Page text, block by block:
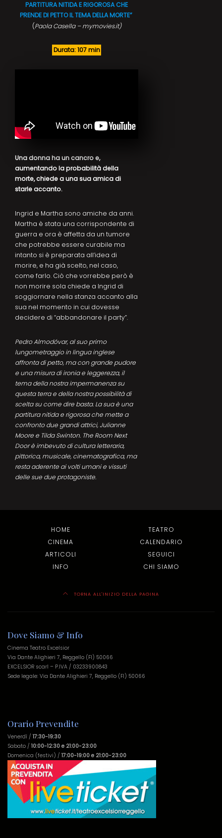
PARTITURA NITIDA E RIGOROSA CHE
PRENDE DI PETTO IL TEMA DELLA MORTE”
(Paola Casella – mymovies.it)
Durata: 107 min
Una donna ha un cancro e,
aumentando la probabilità della
morte, chiede a una sua amica di
starle accanto.
Ingrid e Martha sono amiche da anni.
Martha è stata una corrispondente di
guerra e ora è affetta da un tumore
che potrebbe essere curabile ma
intanto si è preparata all’idea di
morire, e ha già scelto, nel caso,
come farlo. Ciò che vorrebbe però è
non morire sola chiede a Ingrid di
soggiornare nella stanza accanto alla
sua nel momento in cui dovesse
decidere di “abbandonare il party”.
Pedro Almodóvar, al suo primo
lungometraggio in lingua inglese
affronta di petto, ma con grande pudore
e una misura di ironia e leggerezza, il
tema della nostra impermanenza su
questa terra e della nostra possibilità di
scelta su come dire basta. La sua è una
partitura nitida e rigorosa che mette a
confronto due grandi attrici, Julianne
Moore e Tilda Swinton. The Room Next
Door è imbevuto di cultura letteraria,
pittorica, musicale, cinematografica, ma
resta aderente ai volti umani e vissuti
delle sue due protagoniste.
HOME
TEATRO
CINEMA
CALENDARIO
ARTICOLI
SEGUICI
INFO
CHI SIAMO
TORNA ALL'INIZIO DELLA PAGINA
Dove Siamo & Info
Cinema Teatro Excelsior
Via Dante Alighieri 7, Reggello (FI) 50066
EXCELSIOR scarl – P.IVA / 03233900843
Sede legale: Via Dante Alighieri 7, Reggello (FI) 50066
Orario Prevendite
Venerdì / 17:30-19:30
Sabato / 10:00-12:30 e 21:00-23:00
Domenica (festivi) / 17:00-19:00 e 21:00-23:00